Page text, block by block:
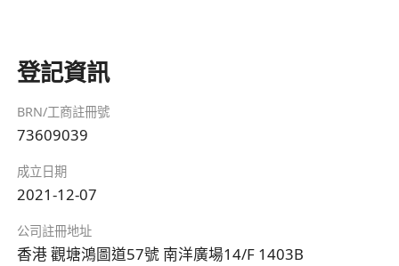
登記資訊
BRN/工商註冊號
73609039
成立日期
2021-12-07
公司註冊地址
香港 觀塘鴻圖道57號 南洋廣場14/F 1403B